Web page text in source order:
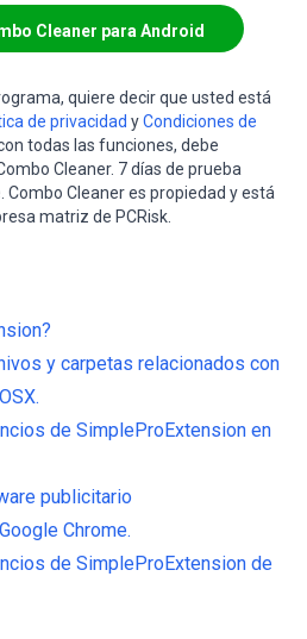
Cleaner para Android
quiere decir que usted está
de privacidad yCondiciones de
todas las funciones, debe
Cleaner. 7 días de prueba
Cleaner es propiedad y está
matriz de PCRisk.
y carpetas relacionados con
de SimpleProExtension en
publicitario
Chrome.
de SimpleProExtension de